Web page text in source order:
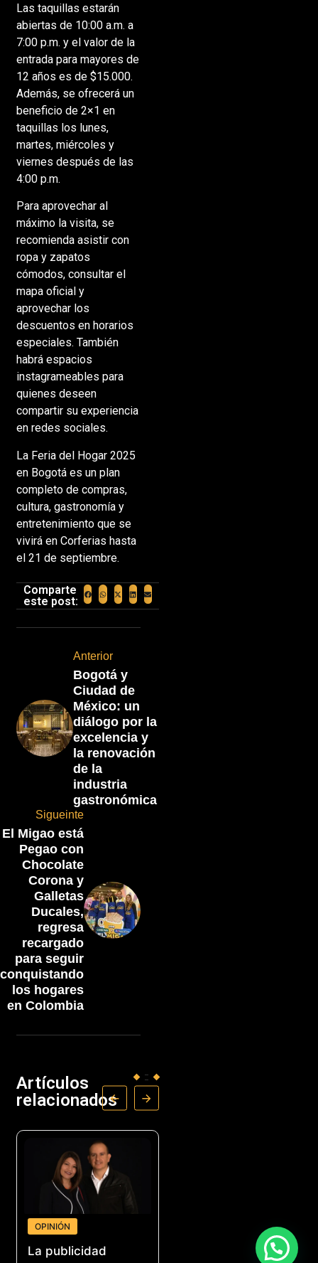
Las taquillas estarán
abiertas de 10:00 a.m. a
7:00 p.m. y el valor de la
entrada para mayores de
12 años es de $15.000.
Además, se ofrecerá un
beneficio de 2×1 en
taquillas los lunes,
martes, miércoles y
viernes después de las
4:00 p.m.
Para aprovechar al
máximo la visita, se
recomienda asistir con
ropa y zapatos
cómodos, consultar el
mapa oficial y
aprovechar los
descuentos en horarios
especiales. También
habrá espacios
instagrameables para
quienes deseen
compartir su experiencia
en redes sociales.
La Feria del Hogar 2025
en Bogotá es un plan
completo de compras,
cultura, gastronomía y
entretenimiento que se
vivirá en Corferias hasta
el 21 de septiembre.
Comparte
este post:
Anterior
Bogotá y
Ciudad de
México: un
diálogo por la
excelencia y
la renovación
de la
industria
gastronómica
Sigueinte
El Migao está
Pegao con
Chocolate
Corona y
Galletas
Ducales,
regresa
recargado
para seguir
conquistando
los hogares
en Colombia
Artículos
relacionados
OPINIÓN
La publicidad
Acoplásticos lanza